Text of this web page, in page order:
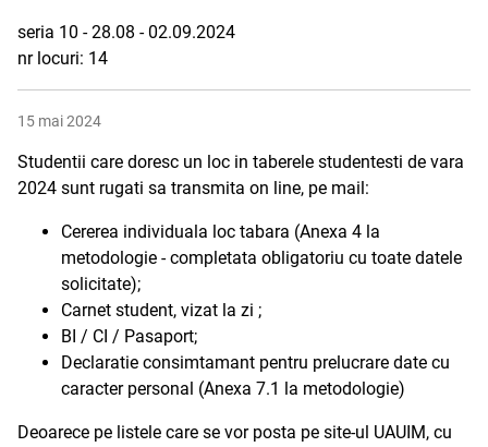
seria 10 - 28.08 - 02.09.2024
nr locuri: 14
15 mai 2024
Studentii care doresc un loc in taberele studentesti de vara
2024 sunt rugati sa transmita on line, pe mail:
Cererea individuala loc tabara (Anexa 4 la
metodologie - completata obligatoriu cu toate datele
solicitate);
Carnet student, vizat la zi ;
BI / CI / Pasaport;
Declaratie consimtamant pentru prelucrare date cu
caracter personal (Anexa 7.1 la metodologie)
Deoarece pe listele care se vor posta pe site-ul UAUIM, cu